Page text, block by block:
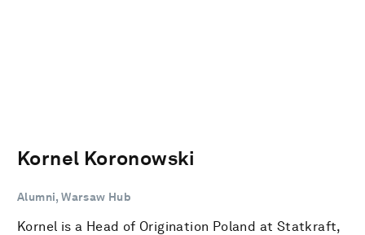
Kornel Koronowski
Alumni, Warsaw Hub
Kornel is a Head of Origination Poland at Statkraft,